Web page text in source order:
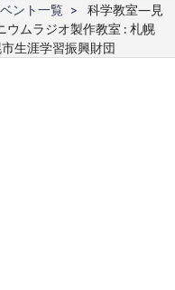
ント一覧
科学教室―見
ウムラジオ製作教室 : 札幌
生涯学習振興財団